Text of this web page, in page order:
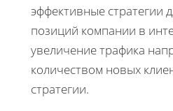
эффективные стратегии
позиций компании в
увеличение трафика
количеством новых
стратегии.